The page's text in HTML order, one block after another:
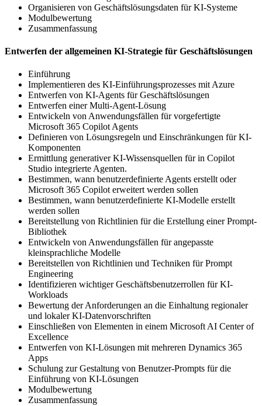
Organisieren von Geschäftslösungsdaten für KI-Systeme
Modulbewertung
Zusammenfassung
Entwerfen der allgemeinen KI-Strategie für Geschäftslösungen
Einführung
Implementieren des KI-Einführungsprozesses mit Azure
Entwerfen von KI-Agents für Geschäftslösungen
Entwerfen einer Multi-Agent-Lösung
Entwickeln von Anwendungsfällen für vorgefertigte
Microsoft 365 Copilot Agents
Definieren von Lösungsregeln und Einschränkungen für KI-
Komponenten
Ermittlung generativer KI-Wissensquellen für in Copilot
Studio integrierte Agenten.
Bestimmen, wann benutzerdefinierte Agents erstellt oder
Microsoft 365 Copilot erweitert werden sollen
Bestimmen, wann benutzerdefinierte KI-Modelle erstellt
werden sollen
Bereitstellung von Richtlinien für die Erstellung einer Prompt-
Bibliothek
Entwickeln von Anwendungsfällen für angepasste
kleinsprachliche Modelle
Bereitstellen von Richtlinien und Techniken für Prompt
Engineering
Identifizieren wichtiger Geschäftsbenutzerrollen für KI-
Workloads
Bewertung der Anforderungen an die Einhaltung regionaler
und lokaler KI-Datenvorschriften
Einschließen von Elementen in einem Microsoft AI Center of
Excellence
Entwerfen von KI-Lösungen mit mehreren Dynamics 365
Apps
Schulung zur Gestaltung von Benutzer-Prompts für die
Einführung von KI-Lösungen
Modulbewertung
Zusammenfassung